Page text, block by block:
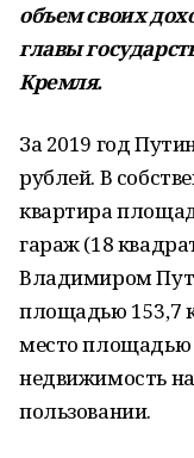
объем своих
главы
Кремля.
За 2019 год
рублей. В
квартира
гараж (18
Владимиром
площадью 153,7
место площадью
недвижимость
пользовании.